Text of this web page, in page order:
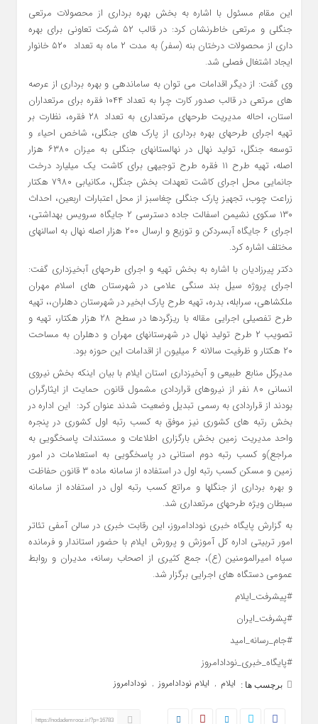
این مقام مسئول با اشاره به بخش بهره برداری از محصولات مرتعی
جنگلی و مرتعی خاطرنشان کرد: در قالب ۵۲ شرکت تعاونی برای بهره
داری از محصولات درختان بنه (سفر) به مدت ۲ ماه به تعداد ۵۲۰ خانوار
ایجاد اشتغال فصلی شد.
وی گفت: از دیگر اقدامات می توان به ساماندهی و بهره برداری از عرصه
های مرتعی در قالب صدور کارت چرا به تعداد ۱۰۴۴ فقره برای مرتعداران
استان، احاله مدیریت طرحهای مرتعداری به تعداد ۲۸ فقره، نظارت بر
تهیه اجرای طرحهای بهره برداری از پارک های جنگلی، شاخص احیاء و
توسعه جنگل، تولید نهال در نهالستانهای جنگلی به میزان ۶۳۸۰ هزار
اصله، تهیه طرح ۱۱ فقره طرح توجیهی برای کاشت یک میلیارد درخت
جانمایی محل اجرای کاشت تعهدات بخش جنگل، مکانیابی ۷۹۸۰ هکتار
زراعت چوب، تجهیز پارک جنگلی چغاسبز از محل اعتبارات اربعین، احداث
۱۳۰ سکوی نشیمن اسفالت جاده دسترسی ۲ جایگاه سرویس بهداشتی،
اجرای ۶ جایگاه آبسردکن و توزیع و ارسال ۲۰۰ هزار اصله نهال به اسالنهای
مختلف اشاره کرد.
دکتر پیرزادیان با اشاره به بخش تهیه و اجرای طرحهای آبخیزداری گفت:
اجرای پروژه سیل بند سنگی علامی در شهرستان های اسلام مهران
ملکشاهی، سرابله، بدره، تهیه طرح پارک ابخیر در شهرستان دهلران،، تهیه
طرح تفصیلی اجرایی مقاله با ریزگردها در سطح ۲۸ هزار هکتار، تهیه و
تصویب ۲ طرح تولید نهال در شهرستانهای مهران و دهلران به مساحت
۲۰ هکتار و ظرفیت سالانه ۶ میلیون از اقدامات این حوزه بود.
مدیرکل منابع طبیعی و آبخیزداری استان ایلام با بیان اینکه بخش نیروی
انسانی ۸۰ نفر از نیروهای قراردادی مشمول قانون حمایت از ایثارگران
بودند از قراردادی به رسمی تبدیل وضعیت شدند عنوان کرد: این اداره در
بخش رتبه های کشوری نیز موفق به کسب رتبه اول کشوری در پنجره
واحد مدیریت زمین بخش بارگزاری اطلاعات و مستندات پاسخگویی به
مراجع)و کسب رتبه دوم استانی در پاسخگویی به استعلامات در امور
زمین و مسکن کسب رتبه اول در استفاده از سامانه ماده ۳ قانون حفاظت
و بهره برداری از جنگلها و مراتع کسب رتبه اول در استفاده از سامانه
سبطان ویژه طرحهای مرتعداری شد.
به گزارش پایگاه خبری نودادامروز، این رقابت خبری در سالن آمفی تئاتر
امور تربیتی اداره کل آموزش و پرورش ایلام با حضور استاندار و فرمانده
سپاه امیرالمومنین (ع)، جمع کثیری از اصحاب رسانه، مدیران و روابط
عمومی دستگاه های اجرایی برگزار شد.
#پیشرفت_ایلام
#پشرفت_ایران
#جام_رسانه_امید
#پایگاه_خبری_نودادامروز
برچسب ها : ایلام , ایلام نودادامروز , نودادامروز
https://nodademrooz.ir/?p=16783